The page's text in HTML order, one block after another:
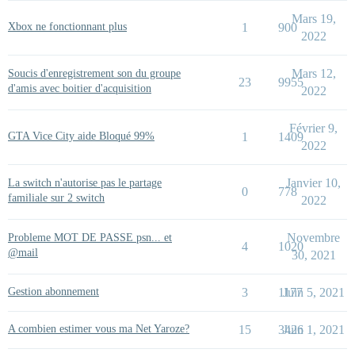
Xbox ne fonctionnant plus 1 900
Mars 19,
2022
Soucis d'enregistrement son du groupe
d'amis avec boitier d'acquisition
23 9955
Mars 12,
2022
GTA Vice City aide Bloqué 99% 1 1409
Février 9,
2022
La switch n'autorise pas le partage
familiale sur 2 switch
0 778
Janvier 10,
2022
Probleme MOT DE PASSE psn... et
@mail
4 1020
Novembre
30, 2021
Gestion abonnement 3 1177
Juin 5, 2021
A combien estimer vous ma Net Yaroze? 15 3426
Juin 1, 2021